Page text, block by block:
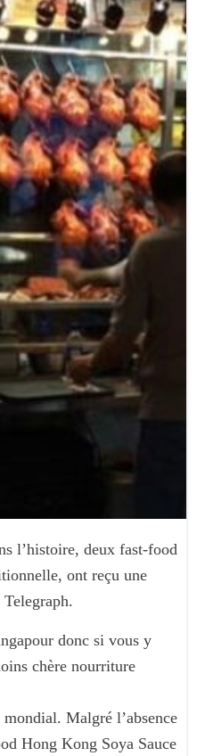
l’histoire, deux fast-food
ont reçu une
donc si vous y
chère nourriture
Malgré l’absence
Hong Kong Soya Sauce